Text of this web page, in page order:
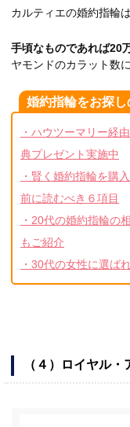
カルティエの婚約指輪は
手頃なものであれば20
ヤモンドのカラット数
婚約指輪をお探
・ハウツーマリー経
典プレゼント実施中
・賢く婚約指輪を購
前に読むべき６項目
・20代の婚約指輪の
もご紹介
・30代の女性に選ば
（４）ロイヤル・